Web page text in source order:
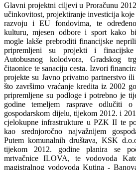
Glavni projektni ciljevi u Proračunu
učinkovitost, projektiranje investicija
razvoju i EU fondovima, te
kulturu, mjesen odbore i sport kako
mogle lakše prebroditi financijske
pripremljeni su projekti i
Autobusnog kolodvora, Gradskog
čitaonice te sanaciju cesta. Izvori
projekte su Javno privatno partnerstvo
što završimo vraćanje kredita iz 2002
pripremljene su podloge i potrebno je
godine temeljem rasprave odlučiti
gospodarskom dijelu, tijekom 2012. i
cjelokupne infrastrukture u PZK II te
kao srednjoročno najvažnijem
Putem komunalnih društava, KSK
tijekom 2012. godine planira se
mrtvačnice ILOVA, te vodovoda
magistralnog vodovoda Kutina -